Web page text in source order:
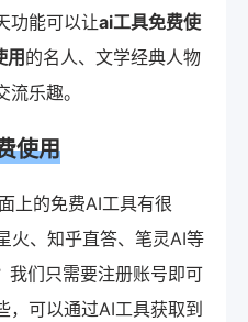
功能可以让ai工具免费使
用的名人、文学经典人物
乐趣。
使用
上的免费AI工具有很
火、知乎直答、笔灵AI等
我们只需要注册账号即可
，可以通过AI工具获取到